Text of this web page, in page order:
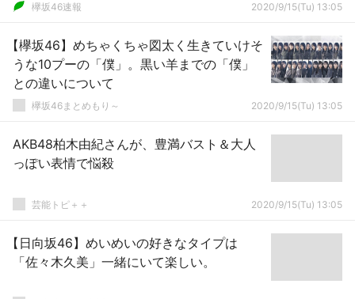
欅坂46速報 2020/9/15(Tu) 13:05
【欅坂46】めちゃくちゃ図太く生きていけそ
うな10プーの「僕」。黒い羊までの「僕」
との違いについて
欅坂46まとめもり～ 2020/9/15(Tu) 13:05
AKB48柏木由紀さんが、豊満バスト＆大人
っぽい表情で悩殺
芸能トピ＋＋ 2020/9/15(Tu) 13:05
【日向坂46】めいめいの好きなタイプは
「佐々木久美」一緒にいて楽しい。